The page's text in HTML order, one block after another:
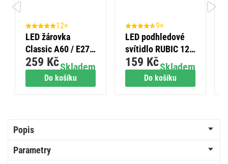
Do košíku
12×
LED žárovka
Classic A60 / E27 /
13 W (100 W) /
1521 lm / teplá
bílá
Skladem
259 Kč
Do košíku
9×
LED podhledové
svítidlo RUBIC 12
cm, 9 W, neutrální
bílá
Skladem
159 Kč
Popis
Parametry